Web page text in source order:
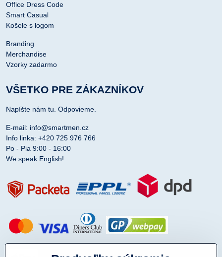
Office Dress Code
Smart Casual
Košele s logom
Branding
Merchandise
Vzorky zadarmo
VŠETKO PRE ZÁKAZNÍKOV
Napíšte nám tu. Odpovieme.
E-mail: info@smartmen.cz
Info linka: +420 725 976 766
Po - Pia 9:00 - 16:00
We speak English!